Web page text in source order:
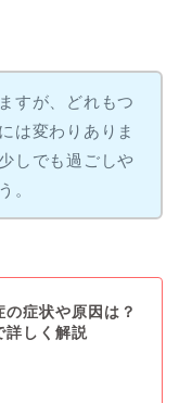
すが、どれもつ
は変わりありま
しでも過ごしや
。
の症状や原因は？
詳しく解説